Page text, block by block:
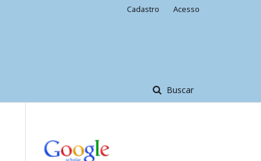
Buscar
Cadastro Acesso